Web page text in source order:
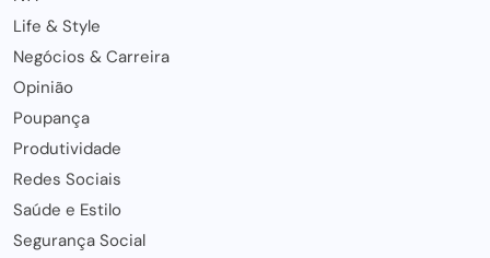
Life & Style
Negócios & Carreira
Opinião
Poupança
Produtividade
Redes Sociais
Saúde e Estilo
Segurança Social